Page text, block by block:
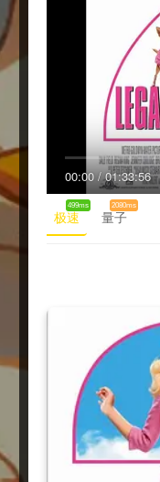
00:00/01:33:56
极速
499ms
量子
2080ms